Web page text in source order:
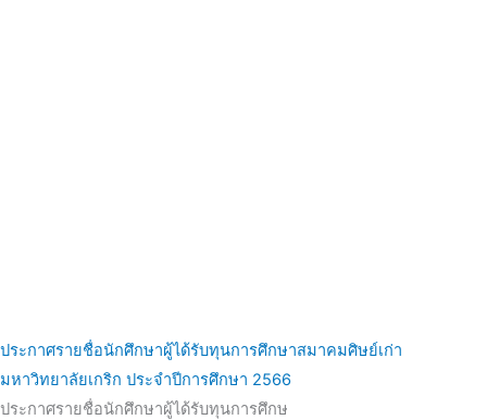
ประกาศรายชื่อนักศึกษาผู้ได้รับทุนการศึกษาสมาคมศิษย์เก่า
มหาวิทยาลัยเกริก ประจำปีการศึกษา 2566
ประกาศรายชื่อนักศึกษาผู้ได้รับทุนการศึกษ